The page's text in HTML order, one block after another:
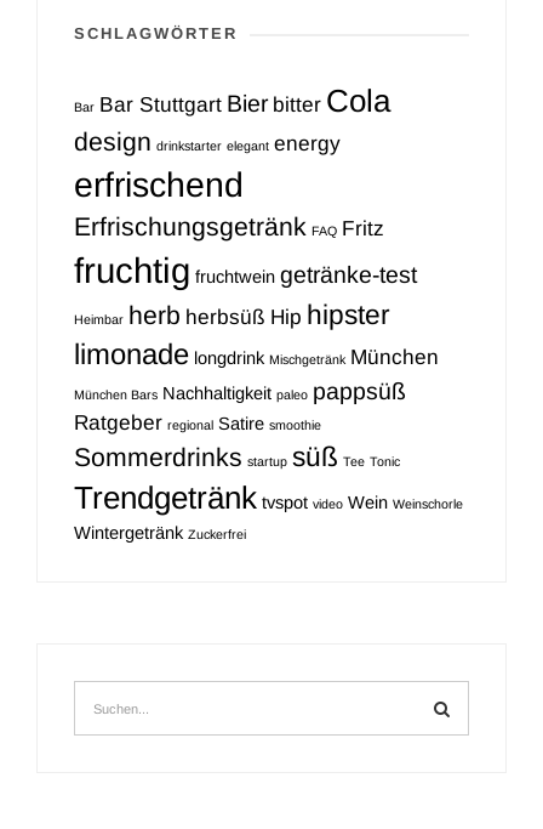
SCHLAGWÖRTER
Bar Bar Stuttgart Bier bitter Cola
design drinkstarter elegant energy
erfrischend
Erfrischungsgetränk FAQ Fritz
fruchtig fruchtwein getränke-test
Heimbar herb herbsüß Hip hipster
limonade longdrink Mischgetränk München
München Bars Nachhaltigkeit paleo pappsüß
Ratgeber regional Satire smoothie
Sommerdrinks startup süß Tee Tonic
Trendgetränk tvspot video Wein Weinschorle
Wintergetränk Zuckerfrei